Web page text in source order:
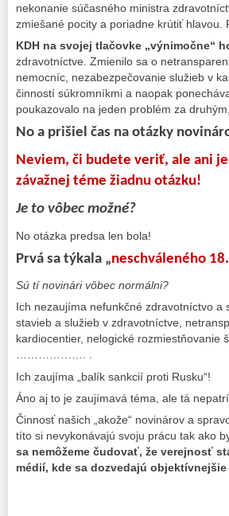
nekonanie súčasného ministra
zmiešané pocity a poriadne krútiť hlavou.
KDH na svojej tlačovke „výnimočne“
zdravotníctve. Zmienilo sa o
nemocníc, nezabezpečovanie služieb v
činností súkromníkmi a naopak
poukazovalo na jeden problém za
No a prišiel čas na otázky
Neviem, či budete veriť, ale ani
závažnej téme žiadnu otázku!
Je to vôbec možné?
No otázka predsa len bola!
Prvá sa týkala „neschváleného
Sú tí novinári vôbec normálni?
Ich nezaujíma nefunkčné zdravotníctvo
stavieb a služieb v zdravotníctve,
kardiocentier, nelogické rozmiestňovanie
………………. .
Ich zaujíma „balík sankcií proti Rusku“!
Áno aj to je zaujímavá téma, ale tá
Činnosť našich „akože“ novinárov a
títo si nevykonávajú svoju prácu tak ako
sa nemôžeme čudovať, že verejnosť
médií, kde sa dozvedajú